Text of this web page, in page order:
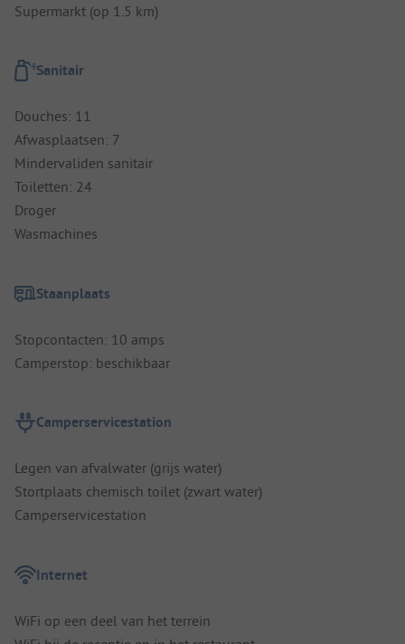
Supermarkt (op 1.5 km)
Sanitair
Douches: 11
Afwasplaatsen: 7
Mindervaliden sanitair
Toiletten: 24
Droger
Wasmachines
Staanplaats
Stopcontacten: 10 amps
Camperstop: beschikbaar
Camperservicestation
Legen van afvalwater (grijs water)
Stortplaats chemisch toilet (zwart water)
Camperservicestation
Internet
WiFi op een deel van het terrein